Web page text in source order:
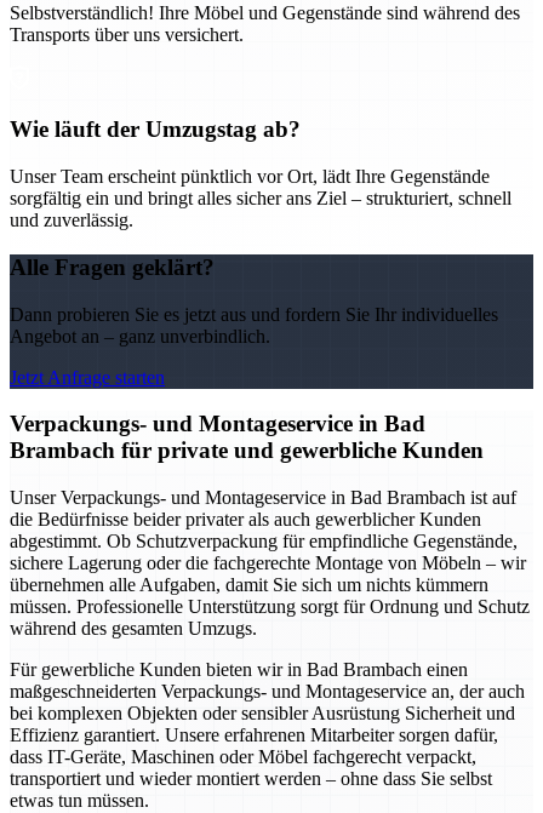
Selbstverständlich! Ihre Möbel und Gegenstände sind während des
Transports über uns versichert.
Wie läuft der Umzugstag ab?
Unser Team erscheint pünktlich vor Ort, lädt Ihre Gegenstände
sorgfältig ein und bringt alles sicher ans Ziel – strukturiert, schnell
und zuverlässig.
Alle Fragen geklärt?
Dann probieren Sie es jetzt aus und fordern Sie Ihr individuelles
Angebot an – ganz unverbindlich.
Jetzt Anfrage starten
Verpackungs- und Montageservice in Bad
Brambach für private und gewerbliche Kunden
Unser Verpackungs- und Montageservice in Bad Brambach ist auf
die Bedürfnisse beider privater als auch gewerblicher Kunden
abgestimmt. Ob Schutzverpackung für empfindliche Gegenstände,
sichere Lagerung oder die fachgerechte Montage von Möbeln – wir
übernehmen alle Aufgaben, damit Sie sich um nichts kümmern
müssen. Professionelle Unterstützung sorgt für Ordnung und Schutz
während des gesamten Umzugs.
Für gewerbliche Kunden bieten wir in Bad Brambach einen
maßgeschneiderten Verpackungs- und Montageservice an, der auch
bei komplexen Objekten oder sensibler Ausrüstung Sicherheit und
Effizienz garantiert. Unsere erfahrenen Mitarbeiter sorgen dafür,
dass IT-Geräte, Maschinen oder Möbel fachgerecht verpackt,
transportiert und wieder montiert werden – ohne dass Sie selbst
etwas tun müssen.